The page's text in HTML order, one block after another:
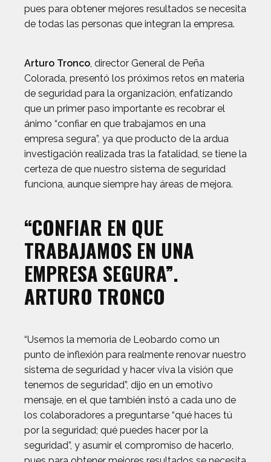
pues para obtener mejores resultados se necesita
de todas las personas que integran la empresa.
Arturo Tronco, director General de Peña
Colorada, presentó los próximos retos en materia
de seguridad para la organización, enfatizando
que un primer paso importante es recobrar el
ánimo “confiar en que trabajamos en una
empresa segura”, ya que producto de la ardua
investigación realizada tras la fatalidad, se tiene la
certeza de que nuestro sistema de seguridad
funciona, aunque siempre hay áreas de mejora.
“CONFIAR EN QUE
TRABAJAMOS EN UNA
EMPRESA SEGURA”.
ARTURO TRONCO
“Usemos la memoria de Leobardo como un
punto de inflexión para realmente renovar nuestro
sistema de seguridad y hacer viva la visión que
tenemos de seguridad”, dijo en un emotivo
mensaje, en el que también instó a cada uno de
los colaboradores a preguntarse “qué haces tú
por la seguridad; qué puedes hacer por la
seguridad”, y asumir el compromiso de hacerlo,